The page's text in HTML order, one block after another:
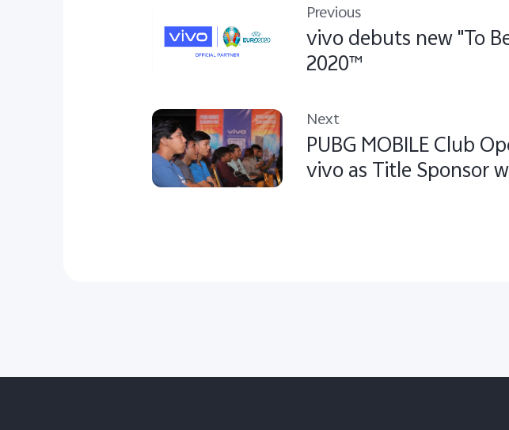
Previous
vivo debuts new "To
2020™
Next
PUBG MOBILE Club
vivo as Title Sponsor